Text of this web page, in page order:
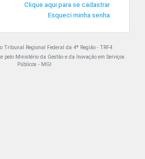
Clique aqui para se cadastrar
Esqueci minha senha
Tribunal Regional Federal da 4ª Região - TRF4
pelo Ministério da Gestão e da Inovação em Serviços
Públicos - MGI